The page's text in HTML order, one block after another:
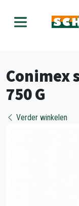
Conimex
750 G
Verder winkelen